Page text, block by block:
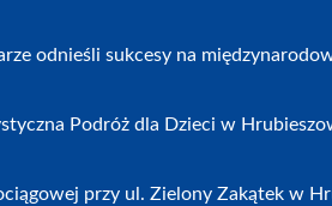
odnieśli sukcesy na
Podróż dla Dzieci w
przy ul. Zielony Zakątek w